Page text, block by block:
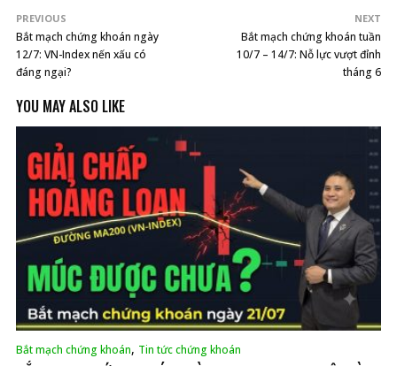
PREVIOUS
Bắt mạch chứng khoán ngày
12/7: VN-Index nến xấu có
đáng ngại?
NEXT
Bắt mạch chứng khoán tuần
10/7 – 14/7: Nỗ lực vượt đỉnh
tháng 6
YOU MAY ALSO LIKE
Bắt mạch chứng khoán, Tin tức chứng khoán